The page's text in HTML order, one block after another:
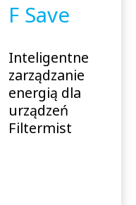
F Save
Inteligentne
zarządzanie
energią dla
urządzeń
Filtermist